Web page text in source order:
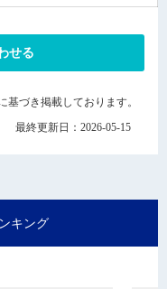
せる
基づき掲載しております。
最終更新日：2026-05-15
キング